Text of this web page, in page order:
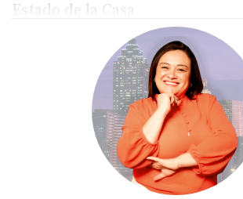
Estado de la Casa
Cuando consideras comprar una casa
Atlanta, uno de los aspectos más críticos
general de la propiedad. Es esencial
inspección exhaustiva para identificar
que podrían generar gastos
Algunos elementos clave a revisar
Techo: Verifica si hay filtraciones o